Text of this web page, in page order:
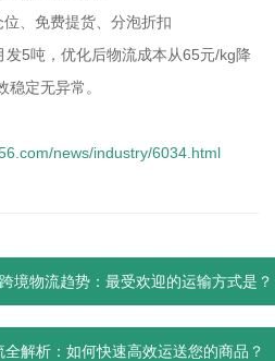
、免费提货、分泡折扣
5吨，优化后物流成本从65元/kg降
定无异常。
news/industry/6034.html
境物流趋势：最受欢迎的运输方式是？
解析：如何快速高效运送您的商品？